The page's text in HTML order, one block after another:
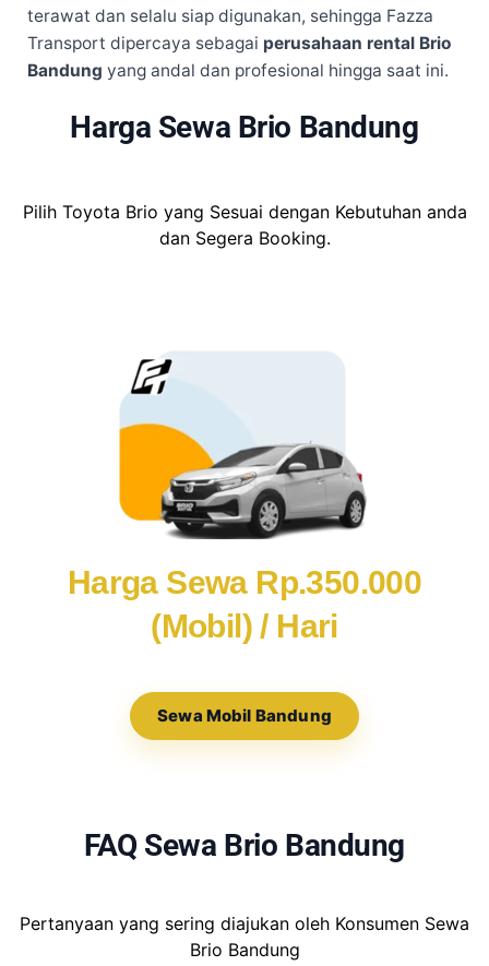
terawat dan selalu siap digunakan, sehingga Fazza
Transport dipercaya sebagai perusahaan rental Brio
Bandung yang andal dan profesional hingga saat ini.
Harga Sewa Brio Bandung
Pilih Toyota Brio yang Sesuai dengan Kebutuhan anda
dan Segera Booking.
Harga Sewa Rp.350.000
(Mobil) / Hari
Sewa Mobil Bandung
FAQ Sewa Brio Bandung
Pertanyaan yang sering diajukan oleh Konsumen Sewa
Brio Bandung